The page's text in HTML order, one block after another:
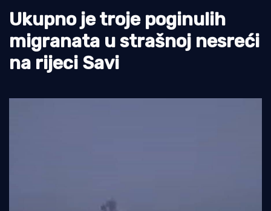
Pomorstvo
Ribolov
Ekologija
Ukupno je troje poginulih
migranata u strašnoj nesreći
na rijeci Savi